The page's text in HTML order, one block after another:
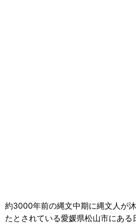
約3000年前の縄文中期に縄文人が
たとされている愛媛県松山市にある